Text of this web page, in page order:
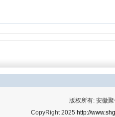
版权所有: 安徽
CopyRight 2025 http://